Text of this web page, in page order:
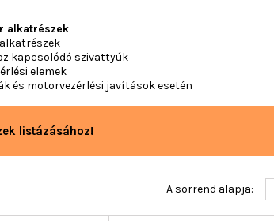
alkatrészek
kapcsolódó szivattyúk
elemek
és motorvezérlési javítások esetén
listázásához!
A sorrend alapja: